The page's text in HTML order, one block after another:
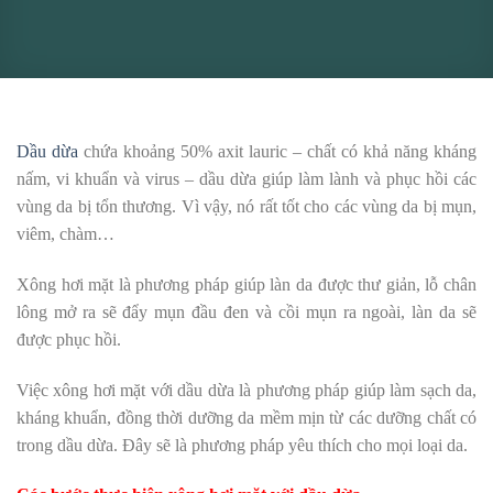
Dầu dừa chứa khoảng 50% axit lauric – chất có khả năng kháng
nấm, vi khuẩn và virus – dầu dừa giúp làm lành và phục hồi các
vùng da bị tổn thương. Vì vậy, nó rất tốt cho các vùng da bị mụn,
viêm, chàm…
Xông hơi mặt là phương pháp giúp làn da được thư giản, lỗ chân
lông mở ra sẽ đẩy mụn đầu đen và cồi mụn ra ngoài, làn da sẽ
được phục hồi.
Việc xông hơi mặt với dầu dừa là phương pháp giúp làm sạch da,
kháng khuẩn, đồng thời dưỡng da mềm mịn từ các dưỡng chất có
trong dầu dừa. Đây sẽ là phương pháp yêu thích cho mọi loại da.